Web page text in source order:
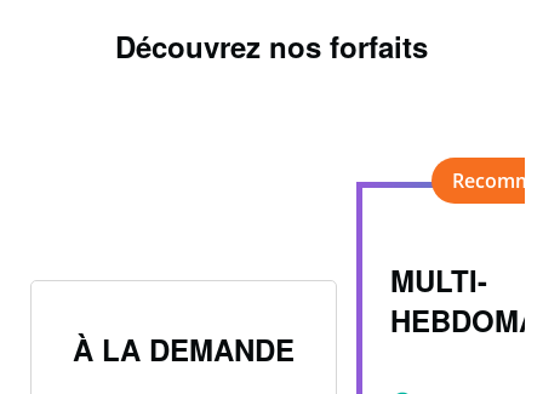
Découvrez nos forfaits
MULTI-
À LA DEMANDE